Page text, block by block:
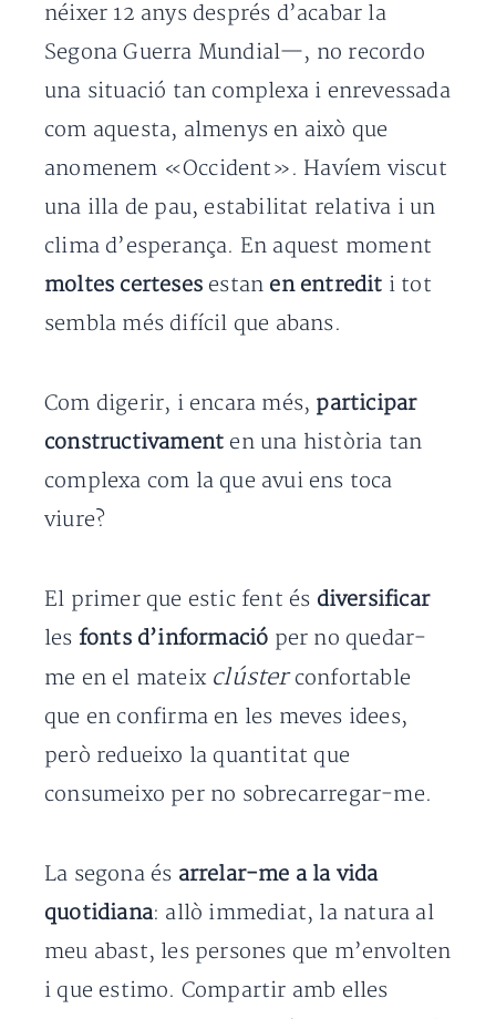
néixer 12 anys després d’acabar la
Segona Guerra Mundial—, no recordo
una situació tan complexa i enrevessada
com aquesta, almenys en això que
anomenem «Occident». Havíem viscut
una illa de pau, estabilitat relativa i un
clima d’esperança. En aquest moment
moltes certeses estan en entredit i tot
sembla més difícil que abans.
Com digerir, i encara més, participar
constructivament en una història tan
complexa com la que avui ens toca
viure?
El primer que estic fent és diversificar
les fonts d’informació per no quedar-
me en el mateix clústerconfortable
que en confirma en les meves idees,
però redueixo la quantitat que
consumeixo per no sobrecarregar-me.
La segona és arrelar-me a la vida
quotidiana: allò immediat, la natura al
meu abast, les persones que m’envolten
i que estimo. Compartir amb elles